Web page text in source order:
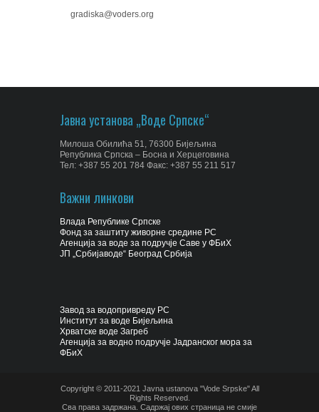
gradiska@voders.org
Јавна установа „Воде Српске“
Милоша Обилића 51, 76300 Бијељина
Република Српска – Босна и Херцеговина
Тел: +387 55 201 784 Факс: +387 55 211 517
Важни линкови
Влада Републике Српске
Фонд за заштиту живорне средине РС
Агенција за воде за подручје Саве у ФБиХ
ЈП „Србијаводе“ Београд Србија
Завод за водопривреду РС
Институт за воде Бијељина
Хрватске воде Загреб
Агенција за водно подручје Јадранског мора за
ФБиХ
Copyright © 2011-2021 Javna ustanova "Vode Srpske" All
Rights Reserved.
Сва права задржана. Садржај ових страница не смије